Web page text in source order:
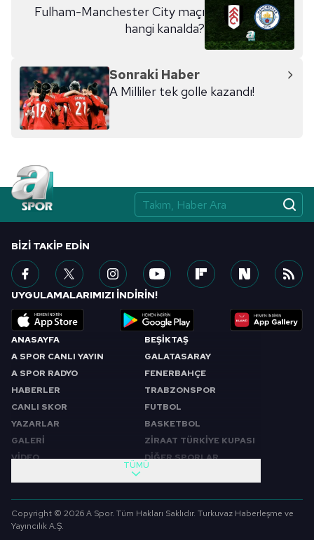
Fulham-Manchester City maçı
hangi kanalda?
Sonraki Haber
A Milliler tek golle kazandı!
ANASAYFA
A SPOR CANLI YAYIN
A SPOR RADYO
HABERLER
CANLI SKOR
YAZARLAR
GALERİ
VİDEO
BEŞİKTAŞ
GALATASARAY
FENERBAHÇE
TRABZONSPOR
FUTBOL
BASKETBOL
ZİRAAT TÜRKİYE KUPASI
DİĞER SPORLAR
SABAH SPORU
SPOR GÜNDEMİ
FUTBOL
TÜMÜ
BIZI TAKIP EDIN
UYGULAMALARIMIZI İNDİRİN!
Copyright © 2026 A Spor. Tüm Hakları Saklıdır. Turkuvaz Haberleşme ve
Yayıncılık A.Ş.